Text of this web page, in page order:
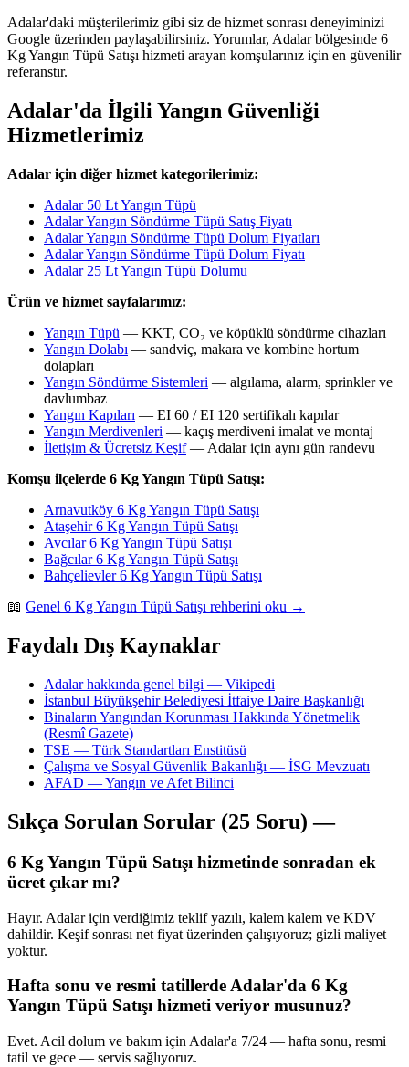
Adalar'daki müşterilerimiz gibi siz de hizmet sonrası deneyiminizi
Google üzerinden paylaşabilirsiniz. Yorumlar, Adalar bölgesinde 6
Kg Yangın Tüpü Satışı hizmeti arayan komşularınız için en güvenilir
referanstır.
Adalar'da İlgili Yangın Güvenliği
Hizmetlerimiz
Adalar için diğer hizmet kategorilerimiz:
Adalar 50 Lt Yangın Tüpü
Adalar Yangın Söndürme Tüpü Satış Fiyatı
Adalar Yangın Söndürme Tüpü Dolum Fiyatları
Adalar Yangın Söndürme Tüpü Dolum Fiyatı
Adalar 25 Lt Yangın Tüpü Dolumu
Ürün ve hizmet sayfalarımız:
Yangın Tüpü — KKT, CO₂ ve köpüklü söndürme cihazları
Yangın Dolabı — sandviç, makara ve kombine hortum
dolapları
Yangın Söndürme Sistemleri — algılama, alarm, sprinkler ve
davlumbaz
Yangın Kapıları — EI 60 / EI 120 sertifikalı kapılar
Yangın Merdivenleri — kaçış merdiveni imalat ve montaj
İletişim & Ücretsiz Keşif— Adalar için aynı gün randevu
Komşu ilçelerde 6 Kg Yangın Tüpü Satışı:
Arnavutköy 6 Kg Yangın Tüpü Satışı
Ataşehir 6 Kg Yangın Tüpü Satışı
Avcılar 6 Kg Yangın Tüpü Satışı
Bağcılar 6 Kg Yangın Tüpü Satışı
Bahçelievler 6 Kg Yangın Tüpü Satışı
📖 Genel 6 Kg Yangın Tüpü Satışı rehberini oku →
Faydalı Dış Kaynaklar
Adalar hakkında genel bilgi — Vikipedi
İstanbul Büyükşehir Belediyesi İtfaiye Daire Başkanlığı
Binaların Yangından Korunması Hakkında Yönetmelik
(Resmî Gazete)
TSE — Türk Standartları Enstitüsü
Çalışma ve Sosyal Güvenlik Bakanlığı — İSG Mevzuatı
AFAD — Yangın ve Afet Bilinci
Sıkça Sorulan Sorular (25 Soru) —
6 Kg Yangın Tüpü Satışı hizmetinde sonradan ek
ücret çıkar mı?
Hayır. Adalar için verdiğimiz teklif yazılı, kalem kalem ve KDV
dahildir. Keşif sonrası net fiyat üzerinden çalışıyoruz; gizli maliyet
yoktur.
Hafta sonu ve resmi tatillerde Adalar'da 6 Kg
Yangın Tüpü Satışı hizmeti veriyor musunuz?
Evet. Acil dolum ve bakım için Adalar'a 7/24 — hafta sonu, resmi
tatil ve gece — servis sağlıyoruz.